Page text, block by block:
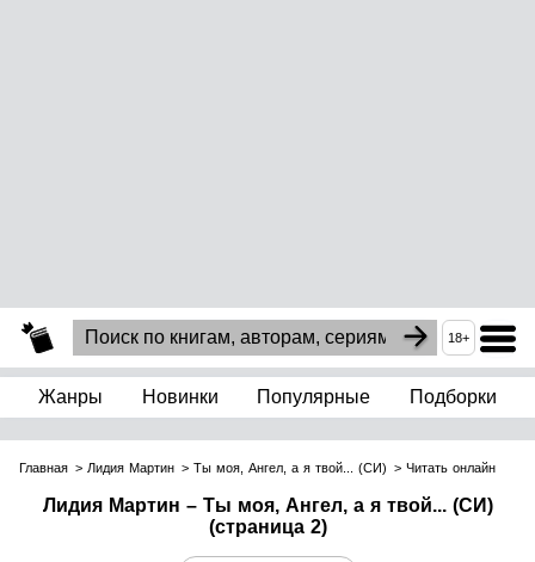
18+
Жанры Новинки Популярные Подборки
Главная Лидия Мартин Ты моя, Ангел, а я твой... (СИ) Читать онлайн
Лидия Мартин – Ты моя, Ангел, а я твой... (СИ)
(страница 2)